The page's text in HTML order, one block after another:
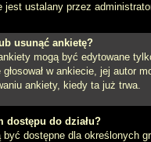
jest ustalany przez
usunąć ankietę?
mogą być edytowane
w ankiecie, jej autor
ankiety, kiedy ta już trwa.
dostępu do działu?
być dostępne dla określonych